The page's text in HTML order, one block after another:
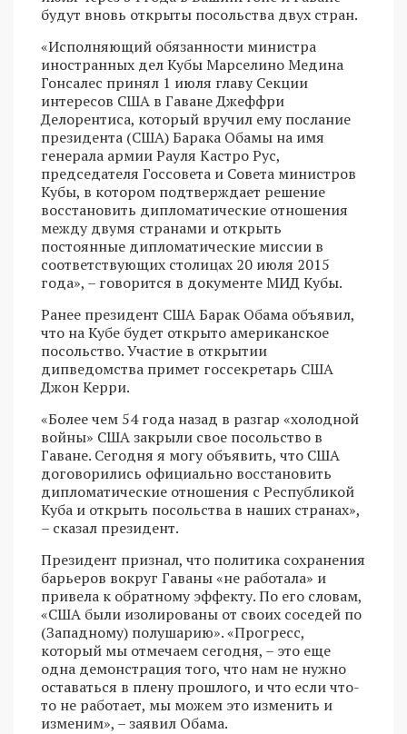
будут вновь открыты посольства двух стран.
«Исполняющий обязанности министра
иностранных дел Кубы Марселино Медина
Гонсалес принял 1 июля главу Секции
интересов США в Гаване Джеффри
Делорентиса, который вручил ему послание
президента (США) Барака Обамы на имя
генерала армии Рауля Кастро Рус,
председателя Госсовета и Совета министров
Кубы, в котором подтверждает решение
восстановить дипломатические отношения
между двумя странами и открыть
постоянные дипломатические миссии в
соответствующих столицах 20 июля 2015
года», – говорится в документе МИД Кубы.
Ранее президент США Барак Обама объявил,
что на Кубе будет открыто американское
посольство. Участие в открытии
дипведомства примет госсекретарь США
Джон Керри.
«Более чем 54 года назад в разгар «холодной
войны» США закрыли свое посольство в
Гаване. Сегодня я могу объявить, что США
договорились официально восстановить
дипломатические отношения с Республикой
Куба и открыть посольства в наших странах»,
– сказал президент.
Президент признал, что политика сохранения
барьеров вокруг Гаваны «не работала» и
привела к обратному эффекту. По его словам,
«США были изолированы от своих соседей по
(Западному) полушарию». «Прогресс,
который мы отмечаем сегодня, – это еще
одна демонстрация того, что нам не нужно
оставаться в плену прошлого, и что если что-
то не работает, мы можем это изменить и
изменим», – заявил Обама.